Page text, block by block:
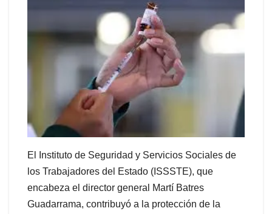
El Instituto de Seguridad y Servicios Sociales de
los Trabajadores del Estado (ISSSTE), que
encabeza el director general Martí Batres
Guadarrama, contribuyó a la protección de la